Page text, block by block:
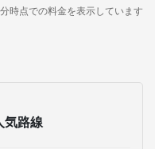
時点での料金を表示しています
気路線